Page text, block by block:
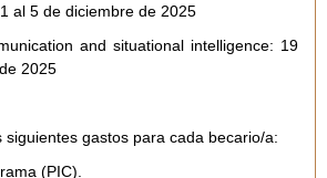
al 5 de diciembre de 2025
and situational intelligence: 19
2025
siguientes gastos para cada becario/a:
(PIC).